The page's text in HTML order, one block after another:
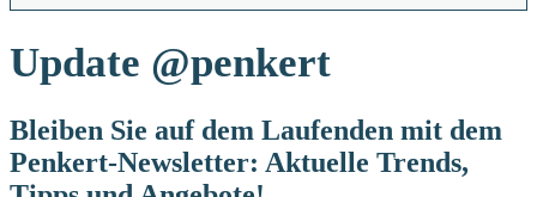
Update @penkert
Bleiben Sie auf dem Laufenden mit dem
Penkert-Newsletter: Aktuelle Trends,